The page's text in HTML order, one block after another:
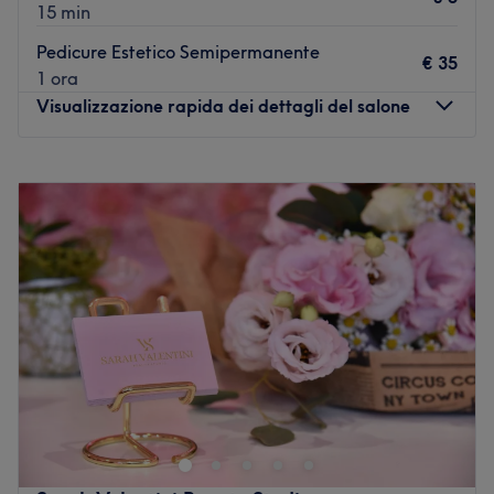
15 min
Pedicure Estetico Semipermanente
1 ora
€ 35
Visualizzazione rapida dei dettagli del salone
09:00–20:00
Mercoledì
09:00–19:00
Giovedì
09:00–20:00
Venerdì
09:00–20:00
Sabato
Chiuso
Domenica
Chiuso
Il centro estetico Fly On Beauty si trova al numero 7e di
via Antonio Lucarelli, a Bari, ed è un’oasi di benessere
per corpo e mente.
Trasporto pubblico più vicino: